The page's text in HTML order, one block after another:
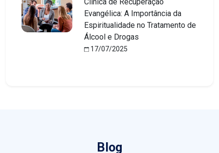
Evangélica: A Importância da
Espiritualidade no Tratamento de
Álcool e Drogas
17/07/2025
Blog